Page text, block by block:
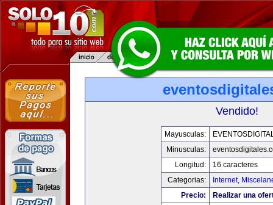
Vendido!
Mayusculas:
Minusculas:
Longitud:
16 caracteres
Categorias:
Internet,
Precio:
Realizar una